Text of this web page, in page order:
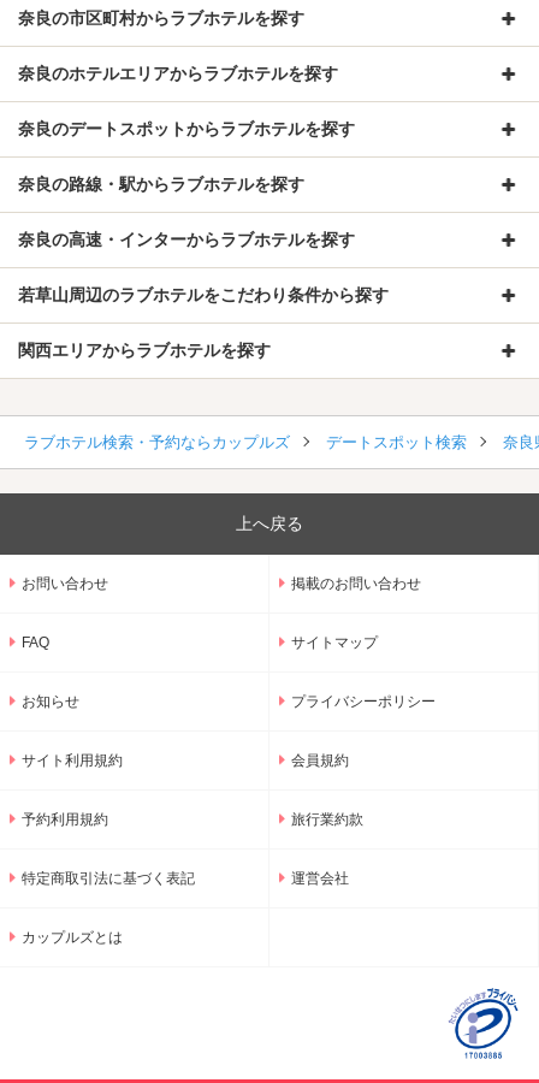
奈良の市区町村からラブホテルを探す
奈良のホテルエリアからラブホテルを探す
奈良のデートスポットからラブホテルを探す
奈良の路線・駅からラブホテルを探す
奈良の高速・インターからラブホテルを探す
若草山周辺のラブホテルをこだわり条件から探す
関西エリアからラブホテルを探す
ラブホテル検索・予約ならカップルズ デートスポット検索 奈良
上へ戻る
お問い合わせ 掲載のお問い合わせ
FAQ サイトマップ
お知らせ プライバシーポリシー
サイト利用規約 会員規約
予約利用規約 旅行業約款
特定商取引法に基づく表記 運営会社
カップルズとは